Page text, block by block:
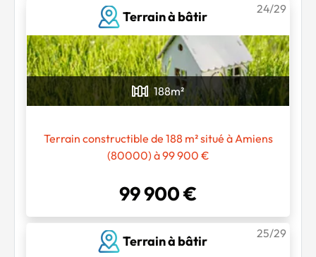
Terrain à bâtir
24/29
188m²
Terrain constructible de 188 m² situé à Amiens
(80000) à 99 900 €
99 900 €
Terrain à bâtir
25/29